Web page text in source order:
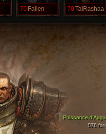
70 Fallen 70TalRashaa
Puissance
578